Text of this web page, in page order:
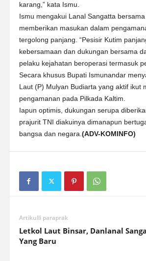
karang,” kata Ismu.
Ismu mengakui Lanal Sangatta
memberikan masukan dalam
tergolong panjang. “Pesisir Kutim
kebersamaan dan dukungan bersama
pelaku kejahatan beroperasi termasuk
Secara khusus Bupati Ismunandar
Laut (P) Mulyan Budiarta yang aktif ikut
pengamanan pada Pilkada Kaltim.
Iapun optimis, dukungan serupa
prajurit TNI diakuinya dimanapun
bangsa dan negara. (ADV-KOMINFO)
Artikulli paraprak
Letkol Laut Binsar, Danlanal
Yang Baru